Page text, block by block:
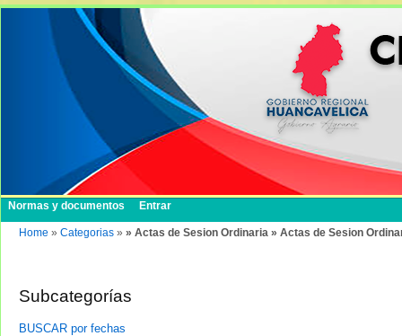
Normas y documentos Entrar
Home » Categorias » » Actas de Sesion Ordinaria » Actas de Sesion
Subcategorías
BUSCAR por fechas